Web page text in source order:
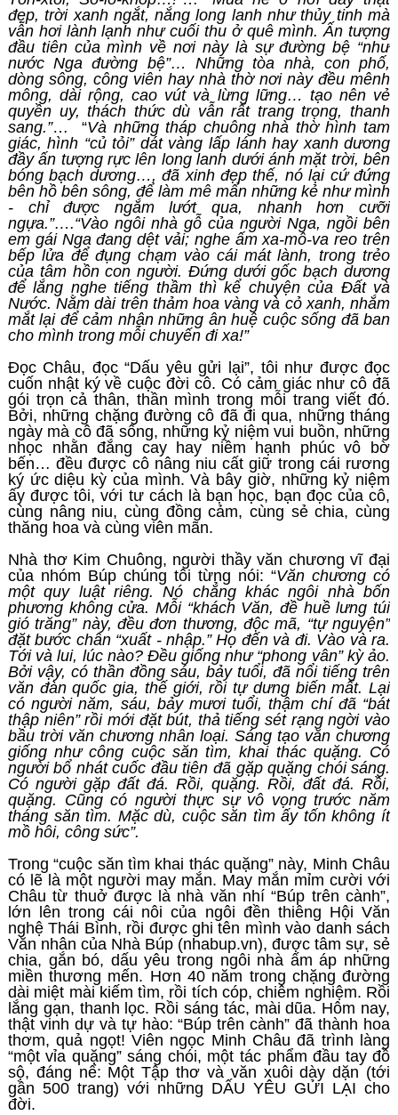
đẹp, trời xanh ngắt, nắng long lanh như thủy tinh mà
vẫn hơi lành lạnh như cuối thu ở quê mình. Ấn tượng
đầu tiên của mình về nơi này là sự đường bệ “như
nước Nga đường bệ”… Những tòa nhà, con phố,
dòng sông, công viên hay nhà thờ nơi này đều mênh
mông, dài rộng, cao vút và lừng lững… tạo nên vẻ
quyền uy, thách thức dù vẫn rất trang trọng, thanh
sang.”… “Và những tháp chuông nhà thờ hình tam
giác, hình “củ tỏi” dát vàng lấp lánh hay xanh dương
đầy ấn tượng rực lên long lanh dưới ánh mặt trời, bên
bóng bạch dương…, đã xinh đẹp thế, nó lại cứ đứng
bên hồ bên sông, để làm mê mẩn những kẻ như mình
- chỉ được ngắm lướt qua, nhanh hơn cưỡi
ngựa.”….“Vào ngôi nhà gỗ của người Nga, ngồi bên
em gái Nga đang dệt vải; nghe ấm xa-mô-va reo trên
bếp lửa để đụng chạm vào cái mát lành, trong trẻo
của tâm hồn con người. Đứng dưới gốc bạch dương
để lắng nghe tiếng thầm thì kể chuyện của Đất và
Nước. Nằm dài trên thảm hoa vàng và cỏ xanh, nhắm
mắt lại để cảm nhận những ân huệ cuộc sống đã ban
cho mình trong mỗi chuyến đi xa!”
Đọc Châu, đọc “Dấu yêu gửi lại”, tôi như được đọc
cuốn nhật ký về cuộc đời cô. Có cảm giác như cô đã
gói trọn cả thân, thần mình trong mỗi trang viết đó.
Bởi, những chặng đường cô đã đi qua, những tháng
ngày mà cô đã sống, những kỷ niệm vui buồn, những
nhọc nhằn đắng cay hay niềm hạnh phúc vô bờ
bến… đều được cô nâng niu cất giữ trong cái rương
ký ức diệu kỳ của mình. Và bây giờ, những kỷ niệm
ấy được tôi, với tư cách là bạn học, bạn đọc của cô,
cùng nâng niu, cùng đồng cảm, cùng sẻ chia, cùng
thăng hoa và cùng viên mãn.
Nhà thơ Kim Chuông, người thầy văn chương vĩ đại
của nhóm Búp chúng tôi từng nói: “Văn chương có
một quy luật riêng. Nó chẳng khác ngôi nhà bốn
phương không cửa. Mỗi “khách Văn, đề huề lưng túi
gió trăng” này, đều đơn thương, độc mã, “tự nguyện”
đặt bước chân “xuất - nhập.” Họ đến và đi. Vào và ra.
Tới và lui, lúc nào? Đều giống như “phong vân” kỳ ảo.
Bởi vậy, có thần đồng sáu, bảy tuổi, đã nổi tiếng trên
văn đàn quốc gia, thế giới, rồi tự dưng biến mất. Lại
có người năm, sáu, bảy mươi tuổi, thậm chí đã “bát
thập niên” rồi mới đặt bút, thả tiếng sét rạng ngời vào
bầu trời văn chương nhân loại. Sáng tạo văn chương
giống như công cuộc săn tìm, khai thác quặng. Có
người bổ nhát cuốc đầu tiên đã gặp quặng chói sáng.
Có người gặp đất đá. Rồi, quặng. Rồi, đất đá. Rồi,
quặng. Cũng có người thực sự vô vọng trước năm
tháng săn tìm. Mặc dù, cuộc săn tìm ấy tốn không ít
mồ hôi, công sức”.
Trong “cuộc săn tìm khai thác quặng” này, Minh Châu
có lẽ là một người may mắn. May mắn mỉm cười với
Châu từ thuở được là nhà văn nhí “Búp trên cành”,
lớn lên trong cái nôi của ngôi đền thiêng Hội Văn
nghệ Thái Bình, rồi được ghi tên mình vào danh sách
Văn nhân của Nhà Búp (nhabup.vn), được tâm sự, sẻ
chia, gắn bó, dấu yêu trong ngôi nhà ấm áp những
miền thương mến. Hơn 40 năm trong chặng đường
dài miệt mài kiếm tìm, rồi tích cóp, chiêm nghiệm. Rồi
lắng gạn, thanh lọc. Rồi sáng tác, mài dũa. Hôm nay,
thật vinh dự và tự hào: “Búp trên cành” đã thành hoa
thơm, quả ngọt! Viên ngọc Minh Châu đã trình làng
“một vỉa quặng” sáng chói, một tác phẩm đầu tay đồ
sộ, đáng nể: Một Tập thơ và văn xuôi dày dặn (tới
gần 500 trang) với những DẤU YÊU GỬI LẠI cho
đời.